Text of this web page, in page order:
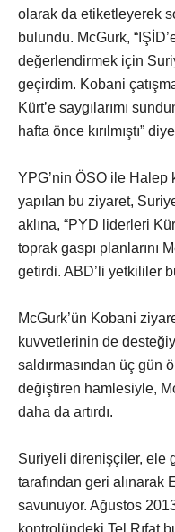
olarak da etiketleyerek
bulundu. McGurk,
değerlendirmek için
geçirdim. Kobani
Kürt’e saygılarımı
hafta önce kırılmıştı”
YPG’nin ÖSO ile Halep
yapılan bu ziyaret,
aklına, “PYD liderleri
toprak gaspı planlarını
getirdi. ABD’li yetkililer
McGurk’ün Kobani
kuvvetlerinin de
saldırmasından üç gün
değiştiren hamlesiyle,
daha da artırdı.
Suriyeli direnişçiler, ele
tarafından geri
savunuyor. Ağustos